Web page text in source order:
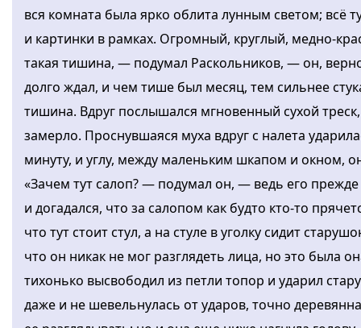
вся комната была ярко облита лунным светом; всё
и картинки в рамках. Огромный, круглый, медно-
такая тишина, — подумал Раскольников, — он,
долго ждал, и чем тише был месяц, тем сильнее
тишина. Вдруг послышался мгновенный сухой
замерло. Проснувшаяся муха вдруг с налета
минуту, и углу, между маленьким шкапом и окном,
«Зачем тут салоп? — подумал он, — ведь его
и догадался, что за салопом как будто кто-то
что тут стоит стул, а на стуле в уголку сидит
что он никак не мог разглядеть лица, но это была
тихонько высвободил из петли топор и ударил
даже и не шевельнулась от ударов, точно